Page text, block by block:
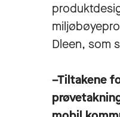
Dleen, som
–Tiltakene